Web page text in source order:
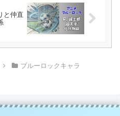
と仲直
ブルーロックキャラ